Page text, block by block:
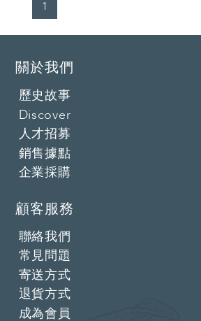
1
關於我們
歷史故事
Discover
人才招募
銷售據點
企業採購
顧客服務
聯絡我們
常見問題
寄送方式
退貨方式
成為會員